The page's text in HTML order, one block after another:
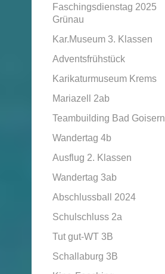
Faschingsdienstag 2025
Grünau
Kar.Museum 3. Klassen
Adventsfrühstück
Karikaturmuseum Krems
Mariazell 2ab
Teambuilding Bad Goisern
Wandertag 4b
Ausflug 2. Klassen
Wandertag 3ab
Abschlussball 2024
Schulschluss 2a
Tut gut-WT 3B
Schallaburg 3B